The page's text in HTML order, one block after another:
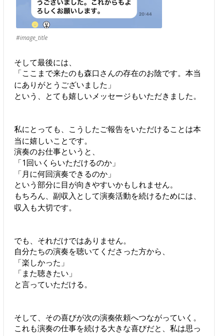
#image_title
そして最後には、
「ここまで来たのも森口さんの存在のお陰です。本当
にありがとうございました」
という、とても嬉しいメッセージもいただきました。
私にとっても、こうしたご報告をいただけることは本
当に嬉しいことです。
演奏のお仕事というと、
「1回いくらいただけるのか」
「月に何回演奏できるのか」
という部分に目が向きやすいかもしれません。
もちろん、副収入として演奏活動を続けるためには、
収入も大切です。
でも、それだけではありません。
自分たちの演奏を聴いてくださった方から、
「楽しかった」
「また聴きたい」
と言っていただける。
そして、その喜びが次の演奏依頼へつながっていく。
これも演奏の仕事を続ける大きな喜びだと、私は思っ